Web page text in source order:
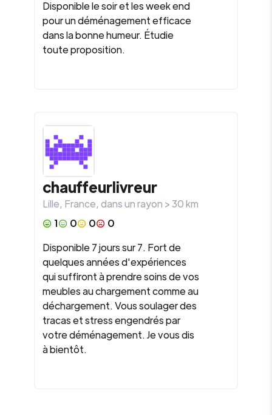
Disponible le soir et les week end
pour un déménagement efficace
dans la bonne humeur. Étudie
toute proposition.
chauffeurlivreur
Lille, France, dans un rayon >30km
1
0 0
0
Disponible 7 jours sur 7. Fort de
quelques années d'expériences
qui suffiront à prendre soins de vos
meubles au chargement comme au
déchargement. Vous soulager des
tracas et stress engendrés par
votre déménagement. Je vous dis
à bientôt.